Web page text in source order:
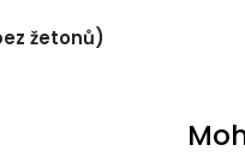
žetonů)